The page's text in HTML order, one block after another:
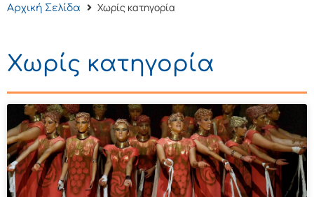
Αρχική Σελίδα Χωρίς κατηγορία
Χωρίς κατηγορία